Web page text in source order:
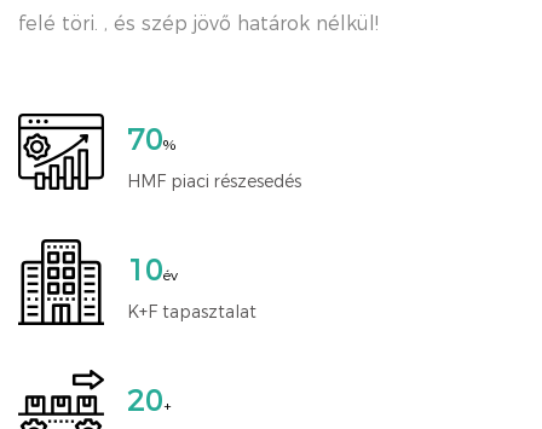
felé töri. , és szép jövő határok nélkül!
70%
HMF piaci részesedés
10év
K+F tapasztalat
20+